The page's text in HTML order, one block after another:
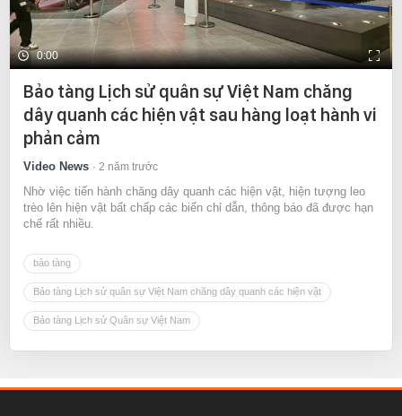
0:00
Bảo tàng Lịch sử quân sự Việt Nam chăng
dây quanh các hiện vật sau hàng loạt hành vi
phản cảm
Video News 2 năm trước
Nhờ việc tiến hành chăng dây quanh các hiện vật, hiện tượng leo
trèo lên hiện vật bất chấp các biển chỉ dẫn, thông báo đã được hạn
chế rất nhiều.
bảo tàng
Bảo tàng Lịch sử quân sự Việt Nam chăng dây quanh các hiện vật
Bảo tàng Lịch sử Quân sự Việt Nam